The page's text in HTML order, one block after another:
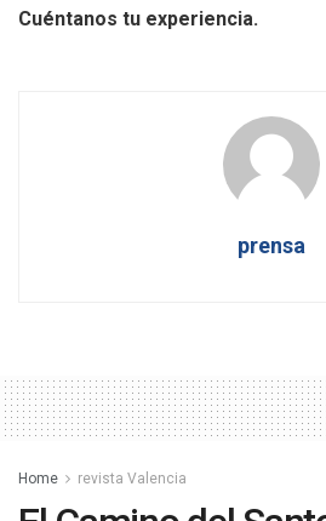
Cuéntanos tu experiencia.
prensa
Home revista Valencia